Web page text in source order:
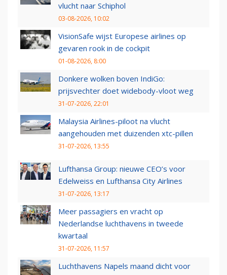
vlucht naar Schiphol
03-08-2026, 10:02
VisionSafe wijst Europese airlines op
gevaren rook in de cockpit
01-08-2026, 8:00
Donkere wolken boven IndiGo:
prijsvechter doet widebody-vloot weg
31-07-2026, 22:01
Malaysia Airlines-piloot na vlucht
aangehouden met duizenden xtc-pillen
31-07-2026, 13:55
Lufthansa Group: nieuwe CEO’s voor
Edelweiss en Lufthansa City Airlines
31-07-2026, 13:17
Meer passagiers en vracht op
Nederlandse luchthavens in tweede
kwartaal
31-07-2026, 11:57
Luchthavens Napels maand dicht voor